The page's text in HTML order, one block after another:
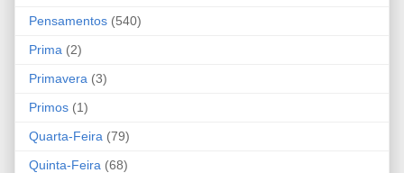
Pensamentos (540)
Prima (2)
Primavera (3)
Primos (1)
Quarta-Feira (79)
Quinta-Feira (68)